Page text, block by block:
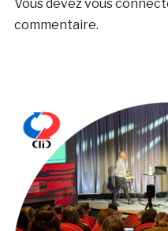
Vous devez vous
commentaire.